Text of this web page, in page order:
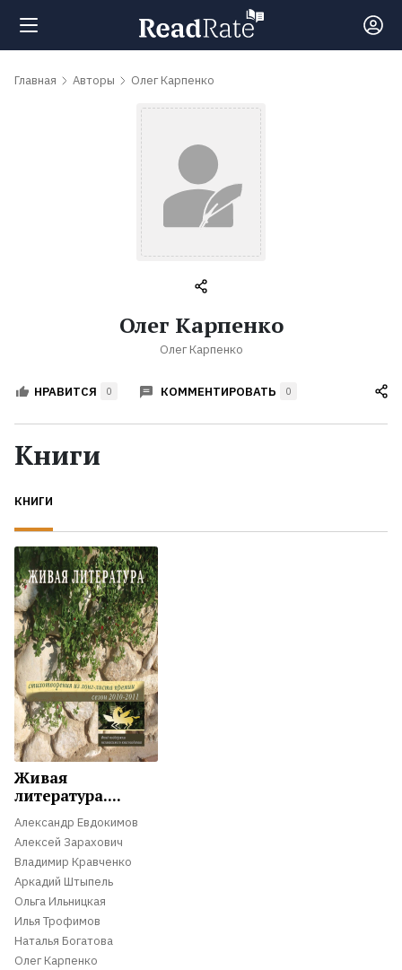
Поиск
обсуждаемые
Авторы
Жанры
Экранизации
Коллекции
Главная Авторы Олег Карпенко
Олег Карпенко
Олег Карпенко
НРАВИТСЯ 0 КОММЕНТИРОВАТЬ 0
Книги
КНИГИ
Живая
литература....
Александр Евдокимов
Алексей Зарахович
Владимир Кравченко
Аркадий Штыпель
Ольга Ильницкая
Илья Трофимов
Наталья Богатова
Олег Карпенко